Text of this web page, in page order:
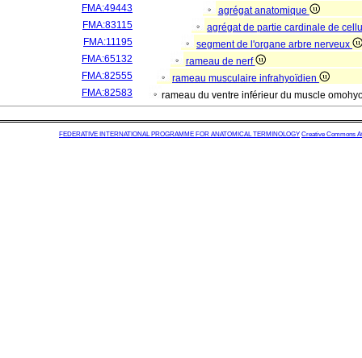
FMA:49443
agrégat anatomique
FMA:83115
agrégat de partie cardinale de
FMA:11195
segment de l'organe arbre nerveux
FMA:65132
rameau de nerf
FMA:82555
rameau musculaire infrahyoïdien
FMA:82583
rameau du ventre inférieur du muscle
FEDERATIVE INTERNATIONAL PROGRAMME FOR ANATOMICAL TERMINOLOGY Creative Commons